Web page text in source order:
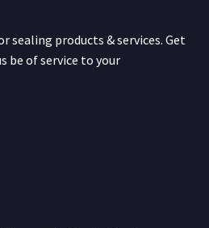
sealing products & services. Get
be of service to your